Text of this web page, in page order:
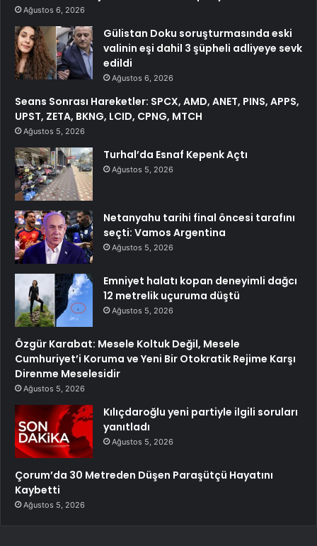
Ağustos 6, 2026
Gülistan Doku soruşturmasında eski
valinin eşi dahil 3 şüpheli adliyeye sevk
edildi
Ağustos 6, 2026
Seans Sonrası Hareketler: SPCX, AMD, ANET, PINS, APPS,
UPST, ZETA, BKNG, LCID, CPNG, MTCH
Ağustos 5, 2026
Turhal’da Esnaf Kepenk Açtı
Ağustos 5, 2026
Netanyahu tarihi final öncesi tarafını
seçti: Vamos Argentina
Ağustos 5, 2026
Emniyet halatı kopan deneyimli dağcı
12 metrelik uçuruma düştü
Ağustos 5, 2026
Özgür Karabat: Mesele Koltuk Değil, Mesele
Cumhuriyet’i Koruma ve Yeni Bir Otokratik Rejime Karşı
Direnme Meselesidir
Ağustos 5, 2026
Kılıçdaroğlu yeni partiyle ilgili soruları
yanıtladı
Ağustos 5, 2026
Çorum’da 30 Metreden Düşen Paraşütçü Hayatını
Kaybetti
Ağustos 5, 2026